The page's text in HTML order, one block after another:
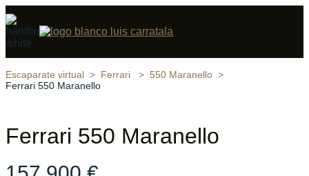
‹ ›
Compartir
Escaparate virtual Ferrari
550 Maranello
Ferrari 550 Maranello
Ferrari 550 Maranello